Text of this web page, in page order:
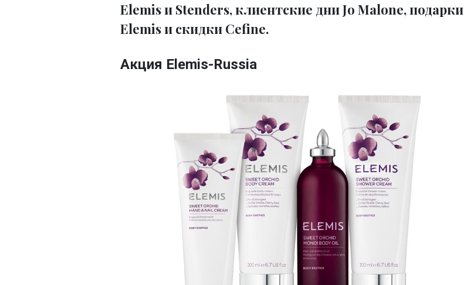
Elemis и Stenders, клиентские дни Jo Malone, подарки
Elemis и скидки Cefine.
Акция Elemis-Russia